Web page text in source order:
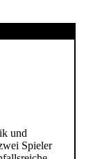
und
Spieler